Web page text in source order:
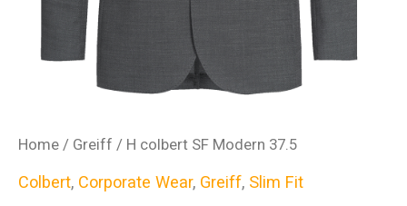
Home / Greiff / H colbert SF Modern 37.5
Colbert, Corporate Wear, Greiff, Slim Fit